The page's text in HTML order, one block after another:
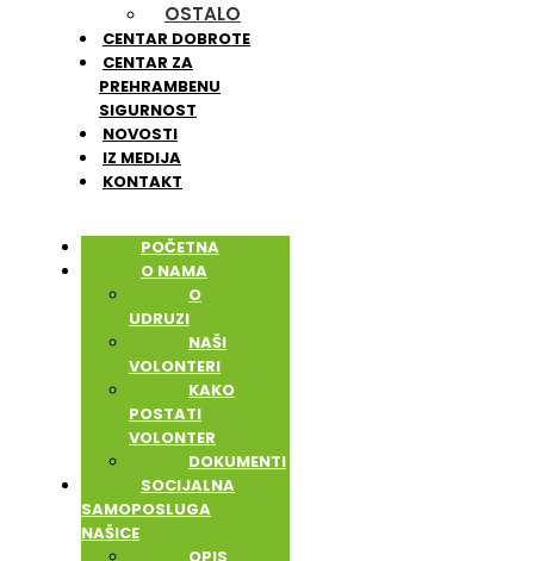
OSTALO
CENTAR DOBROTE
CENTAR ZA
PREHRAMBENU
SIGURNOST
NOVOSTI
IZ MEDIJA
KONTAKT
POČETNA
O NAMA
O
UDRUZI
NAŠI
VOLONTERI
KAKO
POSTATI
VOLONTER
DOKUMENTI
SOCIJALNA
SAMOPOSLUGA
NAŠICE